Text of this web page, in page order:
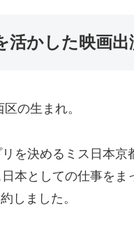
活かした映画出
の生まれ。
を決めるミス日本京
本としての仕事をま
しました。